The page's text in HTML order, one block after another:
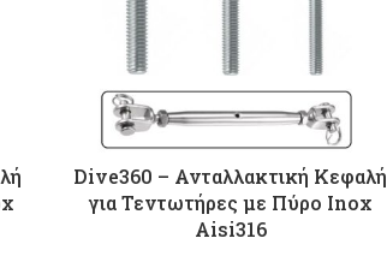
Dive360 – Ανταλλακτική Κεφαλή
για Τεντωτήρες με Πύρο Inox
Aisi316